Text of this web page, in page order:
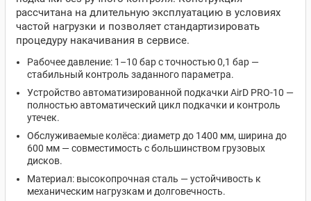
рассчитана на длительную эксплуатацию в условиях
частой нагрузки и позволяет стандартизировать
процедуру накачивания в сервисе.
Рабочее давление: 1–10 бар с точностью 0,1 бар —
стабильный контроль заданного параметра.
Устройство автоматизированной подкачки AirD PRO-10 —
полностью автоматический цикл подкачки и контроль
утечек.
Обслуживаемые колёса: диаметр до 1400 мм, ширина до
600 мм — совместимость с большинством грузовых
дисков.
Материал: высокопрочная сталь — устойчивость к
механическим нагрузкам и долговечность.